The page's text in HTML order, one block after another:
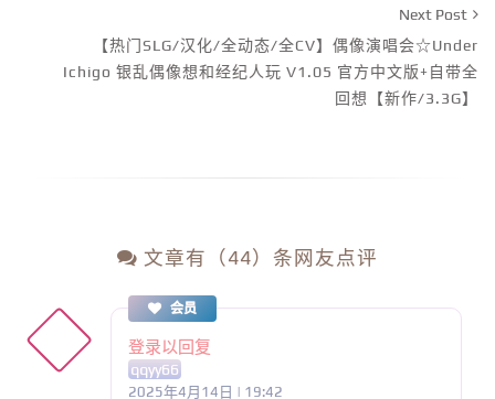
Next Post
【热门SLG/汉化/全动态/全CV】偶像演唱会☆Under
Ichigo 银乱偶像想和经纪人玩 V1.05 官方中文版+自带全
回想【新作/3.3G】
文章有（44）条网友点评
会员
登录以回复
qqyy66
2025年4月14日 | 19:42